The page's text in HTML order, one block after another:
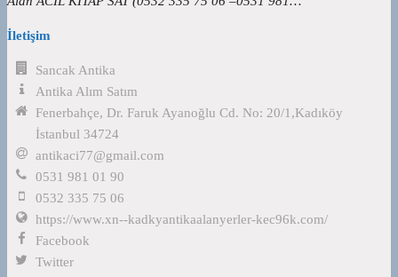
İletişim
Sancak Antika
Antika Alım Satım
Fenerbahçe, Dr. Faruk Ayanoğlu Cd. No: 20/1,Kadıköy
İstanbul 34724
antikaci77@gmail.com
0531 981 01 90
0532 335 75 06
https://www.xn--kadkyantikaalanyerler-kec96k.com/
Facebook
Twitter